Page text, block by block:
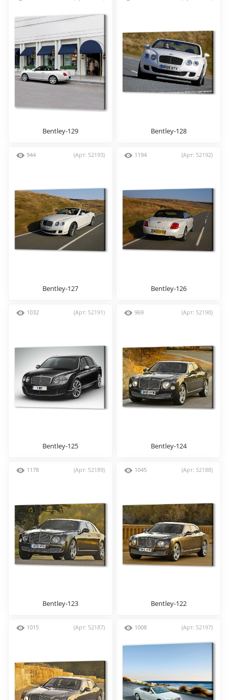
Bentley-129 Bentley-128
944 (Арт: 52193)
Bentley-127
1194 (Арт: 52192)
Bentley-126
1032 (Арт: 52191)
Bentley-125
969 (Арт: 52190)
Bentley-124
1178 (Арт: 52189)
Bentley-123
1045 (Арт: 52188)
Bentley-122
1015 (Арт: 52187) 1008 (Арт: 52197)